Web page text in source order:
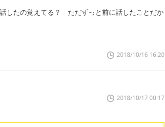
したの覚えてる？ ただずっと前に話したことだか
2018/10/16 16:20
2018/10/17 00:17